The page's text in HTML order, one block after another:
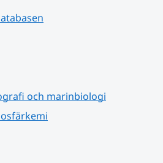
och marinbiologi